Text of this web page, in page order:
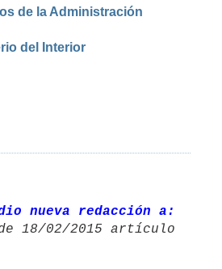
de la Administración
del Interior
nueva redacción a: